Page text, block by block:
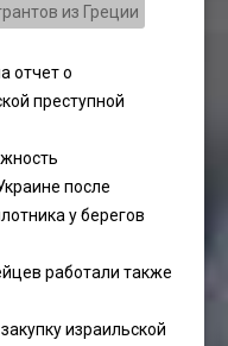
из Греции
отчет о
преступной
после
у берегов
работали также
израильской